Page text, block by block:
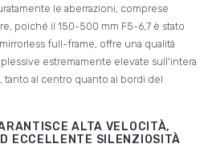
le aberrazioni, comprese
poiché il 150-500 mm F5-6,7 è stato
full-frame, offre una qualità
estremamente elevate sull'intera
al centro quanto ai bordi del
ALTA VELOCITÀ,
ECCELLENTE SILENZIOSITÀ